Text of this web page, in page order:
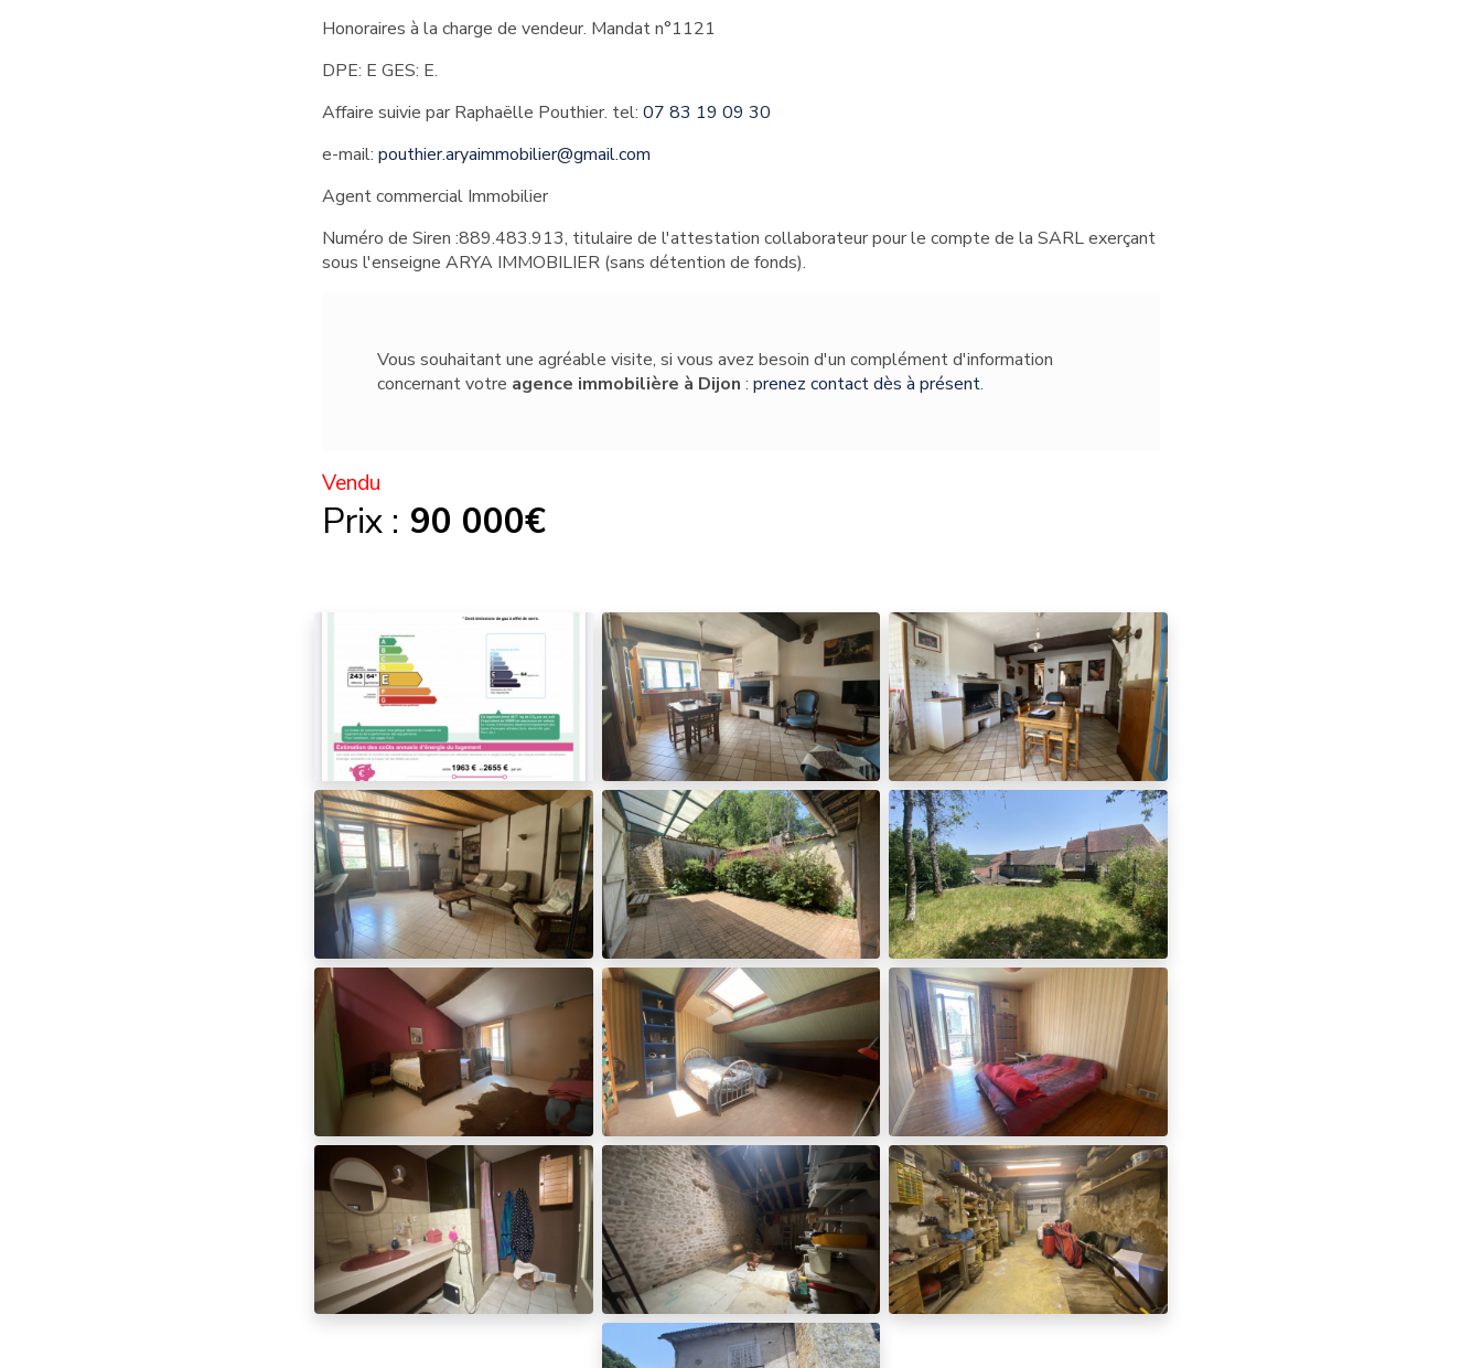
Honoraires à la charge de vendeur. Mandat n°1121
DPE: E GES: E.
Affaire suivie par Raphaëlle Pouthier. tel: 07 83 19 09 30
e-mail: pouthier.aryaimmobilier@gmail.com
Agent commercial Immobilier
Numéro de Siren :889.483.913, titulaire de l'attestation collaborateur pour le compte de la SARL exerçant
sous l'enseigne ARYA IMMOBILIER (sans détention de fonds).
Vous souhaitant une agréable visite, si vous avez besoin d'un complément d'information
concernant votre agence immobilière à Dijon : prenez contact dès à présent.
Vendu
Prix : 90 000€